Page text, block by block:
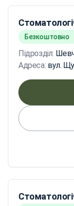
Безкоштовно
Підрозділ:
Адреса: вул.